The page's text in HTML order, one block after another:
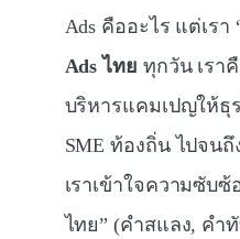
Ads คืออะไร แต่เรา
Ads ไทย ทุกวัน เรา
บริหารแคมเปญให้ธุ
SME ท้องถิ่น ไปจน
เราเข้าใจความซับ
ไทย” (คำสแลง, คำ